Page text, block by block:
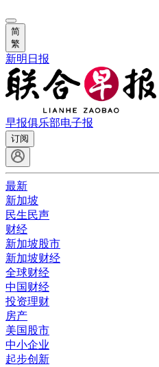
简
繁
新明日报
早报俱乐部电子报
订阅
最新
新加坡
民生民声
财经
新加坡股市
新加坡财经
全球财经
中国财经
投资理财
房产
美国股市
中小企业
起步创新